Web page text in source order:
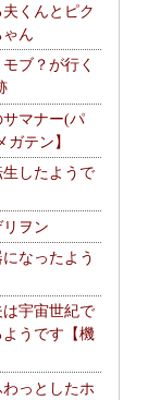
くんとピク
ん
ブ？が行く
マナー(パ
テン】
生したようで
ヲン
なったよう
は宇宙世紀で
うです【機
わっとしたホ